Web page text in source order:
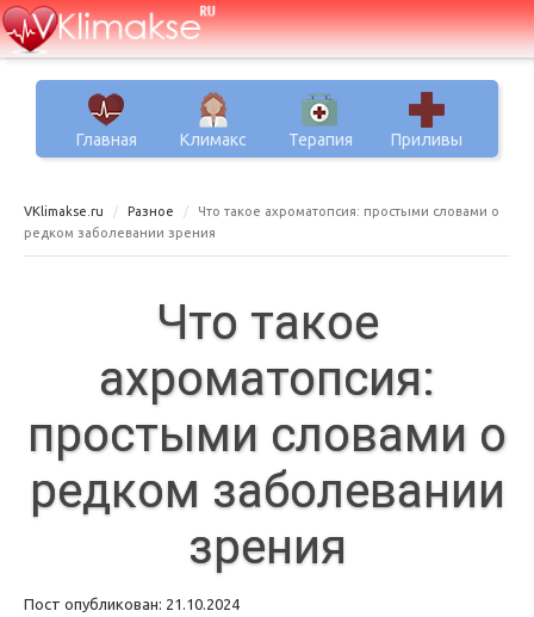
Главная Климакс Терапия Приливы
VKlimakse.ru Разное
Что такое ахроматопсия: простыми словами о
редком заболевании зрения
Что такое
ахроматопсия:
простыми словами о
редком заболевании
зрения
Пост опубликован: 21.10.2024